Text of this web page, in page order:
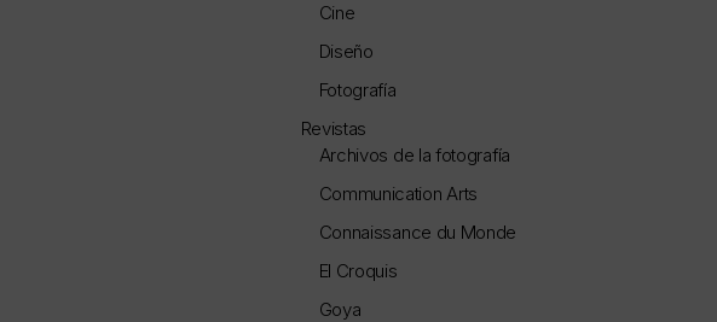
Cine
Diseño
Fotografía
Revistas
Archivos de la fotografía
Communication Arts
Connaissance du Monde
El Croquis
Goya